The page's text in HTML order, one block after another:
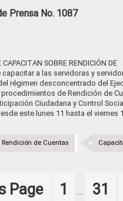
Prensa No. 1087
CAPACITAN SOBRE RENDICIÓN DE
capacitar a las servidoras y
régimen desconcentrado del
de Rendición de
Ciudadana y Control Social
este lunes 11 hasta el viernes
Rendición de Cuentas
Page Page
1
pages
… Page
31